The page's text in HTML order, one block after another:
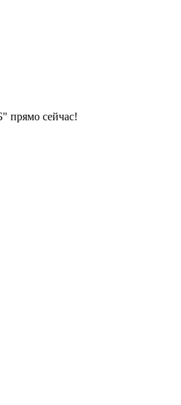
прямо сейчас!